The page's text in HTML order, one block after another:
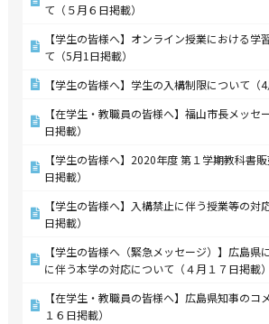
て（５月６日掲載）
【学生の皆様へ】オンライン授業における学
て（5月1日掲載）
【学生の皆様へ】学生の入構制限について（4
【在学生・教職員の皆様へ】福山市長メッセ
日掲載）
【学生の皆様へ】2020年度 第１学期教科書
日掲載）
【学生の皆様へ】入構禁止に伴う授業等の対
日掲載）
【学生の皆様へ（緊急メッセージ）】広島県
に伴う本学の対応について（４月１７日掲載）
【在学生・教職員の皆様へ】広島県知事のコ
１６日掲載）